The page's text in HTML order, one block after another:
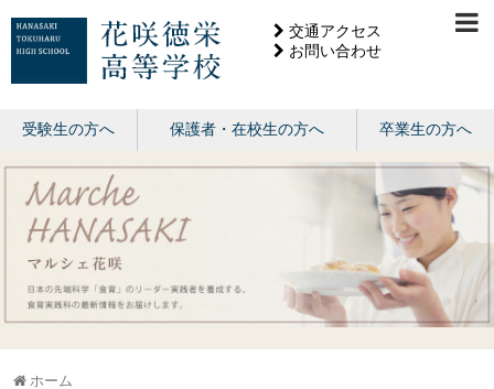
交通アクセス
お問い合わせ
受験生の方へ 保護者・在校生の方へ 卒業生の方へ
ホーム